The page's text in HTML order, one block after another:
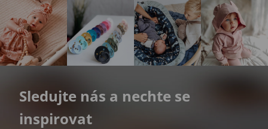
Sledujte nás a nechte se
inspirovat